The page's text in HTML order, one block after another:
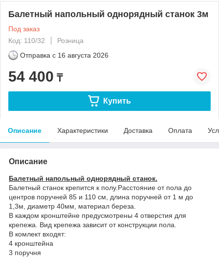
Балетный напольный однорядный станок 3м
Под заказ
Код: 110/32
Розница
Отправка с 16 августа 2026
54 400 ₸
Купить
Описание Характеристики Доставка Оплата
Описание
Балетный напольный однорядный станок.
Балетный станок крепится к полу.Расстояние от пола до
центров поручней 85 и 110 см, длина поручней от 1 м до
1,3м, диаметр 40мм, материал береза.
В каждом кронштейне предусмотрены 4 отверстия для
крепежа. Вид крепежа зависит от конструкции пола.
В комлект входят:
4 кронштейна
3 поручня